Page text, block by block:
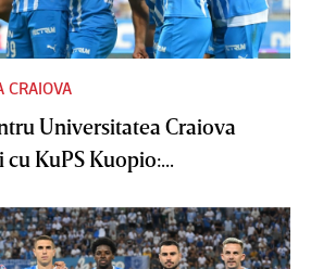
CRAIOVA
Universitatea Craiova
KuPS Kuopio:...